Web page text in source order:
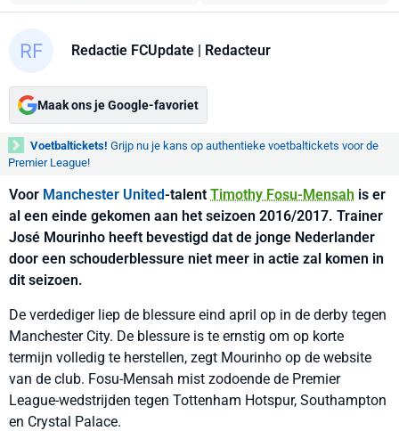
Redactie FCUpdate | Redacteur
Maak ons je Google-favoriet
Voetbaltickets! Grijp nu je kans op authentieke voetbaltickets voor de
Premier League!
Voor Manchester United-talent Timothy Fosu-Mensah is er
al een einde gekomen aan het seizoen 2016/2017. Trainer
José Mourinho heeft bevestigd dat de jonge Nederlander
door een schouderblessure niet meer in actie zal komen in
dit seizoen.
De verdediger liep de blessure eind april op in de derby tegen
Manchester City. De blessure is te ernstig om op korte
termijn volledig te herstellen, zegt Mourinho op de website
van de club. Fosu-Mensah mist zodoende de Premier
League-wedstrijden tegen Tottenham Hotspur, Southampton
en Crystal Palace.